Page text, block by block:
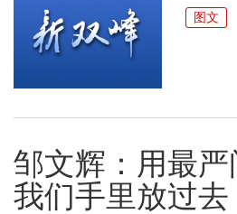
图文
邹文辉：用最
我们手里放过去